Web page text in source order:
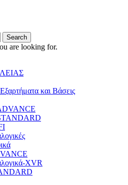
Search
are looking for.
και Βάσεις
XVR